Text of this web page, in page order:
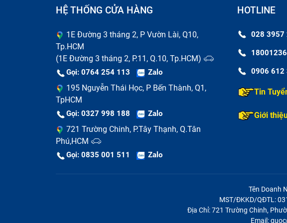
HỆ THỐNG CỬA HÀNG
1E Đường 3 tháng 2, P Vườn Lài, Q10,
Tp.HCM
(1E Đường 3 tháng 2, P.11, Q.10, Tp.HCM)
Gọi: 0764 254 113 Zalo
195 Nguyễn Thái Học, P Bến Thành, Q1,
TpHCM
Gọi: 0327 998 188 Zalo
721 Trường Chinh, P.Tây Thạnh, Q.Tân
Phú,HCM
Gọi: 0835 001 511 Zalo
HOTLINE
028 3957
18001236
0906 612
Tin
Giới
Tên Doanh
MST/ĐKKD/QĐTL:
Địa Chỉ: 721 Trường Chinh,
Email: